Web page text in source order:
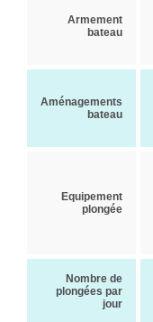
Armement
bateau
Aménagements
bateau
Equipement
plongée
Nombre de
plongées par
jour